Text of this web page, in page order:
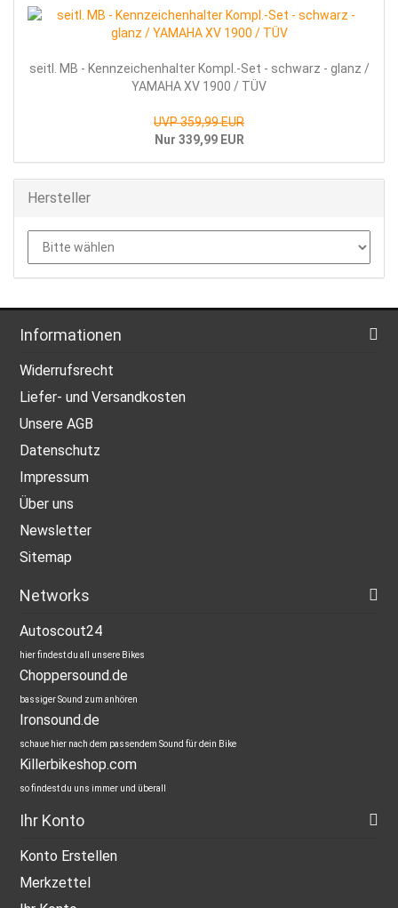
seitl. MB - Kennzeichenhalter Kompl.-Set - schwarz - glanz /
YAMAHA XV 1900 / TÜV
UVP 359,99 EUR
Nur 339,99 EUR
Hersteller
Informationen
Widerrufsrecht
Liefer- und Versandkosten
Unsere AGB
Datenschutz
Impressum
Über uns
Newsletter
Sitemap
Networks
Autoscout24
hier findest du all unsere Bikes
Choppersound.de
bassiger Sound zum anhören
Ironsound.de
schaue hier nach dem passendem Sound für dein Bike
Killerbikeshop.com
so findest du uns immer und überall
Ihr Konto
Konto Erstellen
Merkzettel